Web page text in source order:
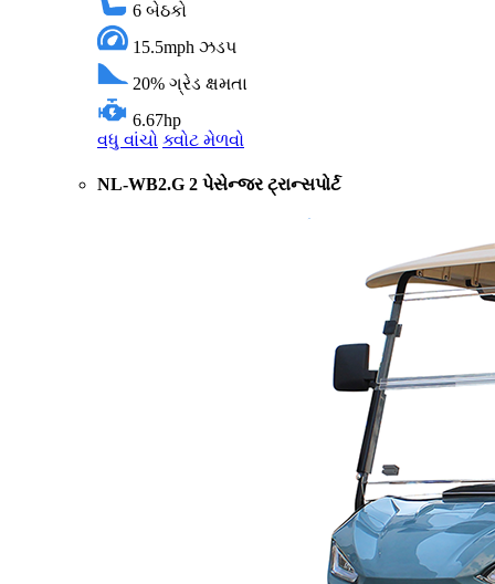
6 બેઠકો
15.5mph ઝડપ
20% ગ્રેડ ક્ષમતા
6.67hp
વધુ વાંચો ક્વોટ મેળવો
NL-WB2.G 2 પેસેન્જર ટ્રાન્સપોર્ટ